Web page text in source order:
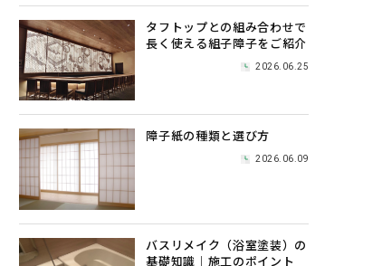
タフトップとの組み合わせで
長く使える組子障子をご紹介
2026.06.25
障子紙の種類と選び方
2026.06.09
バスリメイク（浴室塗装）の
基礎知識｜施工のポイント